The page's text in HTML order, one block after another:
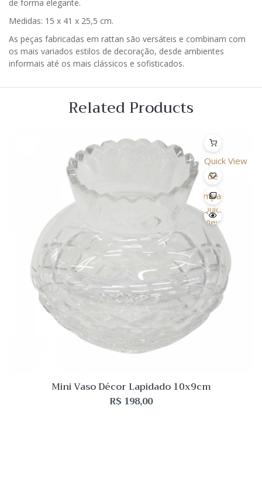
de forma elegante.
Medidas: 15 x 41 x 25,5 cm.
As peças fabricadas em rattan são versáteis e combinam com
os mais variados estilos de decoração, desde ambientes
informais até os mais clássicos e sofisticados.
Related Products
Quick View
Lista
de
Desejo
Comparar
Quick
View
Mini Vaso Décor Lapidado 10x9cm
R$ 198,00